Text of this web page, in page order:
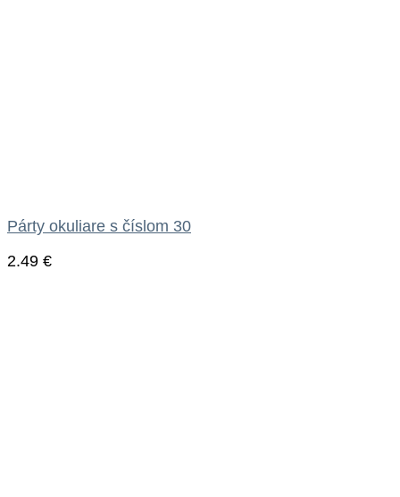
Párty okuliare s číslom 30
2.49 €